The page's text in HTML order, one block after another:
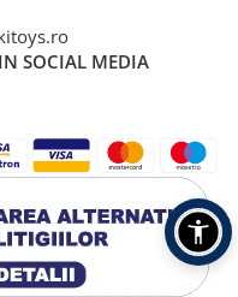
SOCIAL MEDIA